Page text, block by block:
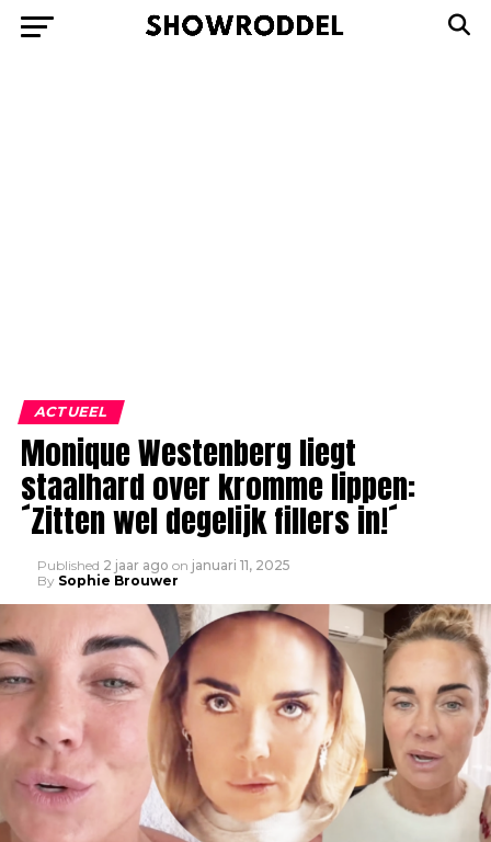
ACTUEEL
Monique Westenberg liegt
staalhard over kromme lippen:
´Zitten wel degelijk fillers in!´
Published 2 jaar ago on januari 11, 2025
By Sophie Brouwer